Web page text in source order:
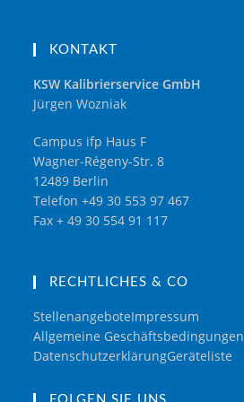
KONTAKT
KSW Kalibrierservice GmbH
Jürgen Wozniak
Campus ifp Haus F
Wagner-Régeny-Str. 8
12489 Berlin
Telefon +49 30 553 97 467
Fax + 49 30 554 91 117
RECHTLICHES & CO
StellenangeboteImpressum
Allgemeine Geschäftsbedingungen
DatenschutzerklärungGeräteliste